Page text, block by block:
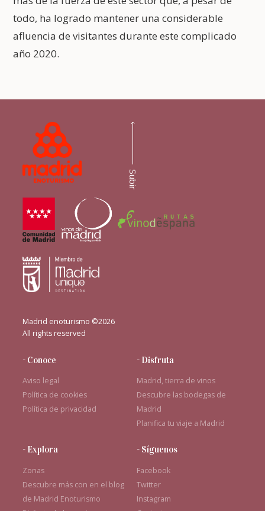
todo, ha logrado mantener una considerable
afluencia de visitantes durante este complicado
año 2020.
Madrid enoturismo ©2026
All rights reserved
- Conoce
Aviso legal
Política de cookies
Política de privacidad
- Disfruta
Madrid, tierra de vinos
Descubre las bodegas de
Madrid
Planifica tu viaje a Madrid
- Explora
Zonas
Descubre más con en el blog
de Madrid Enoturismo
- Síguenos
Facebook
Twitter
Instagram
Subir